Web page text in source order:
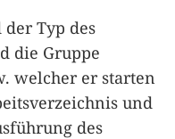
Typ des
die Gruppe
welcher er starten
und
des